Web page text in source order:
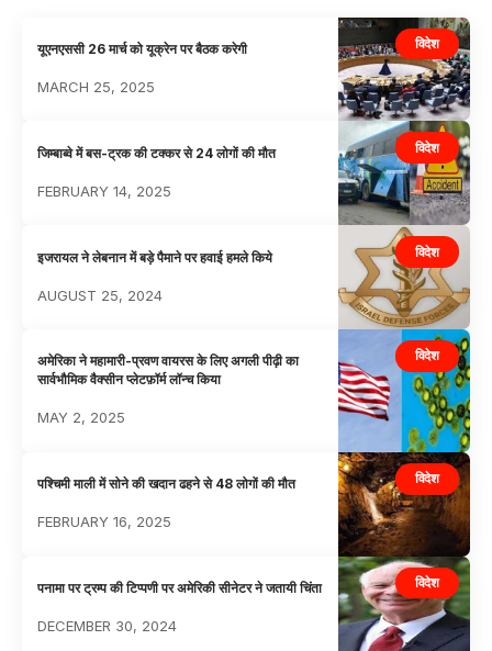
विदेश
यूएनएससी 26 मार्च को यूक्रेन पर बैठक करेगी
MARCH 25, 2025
विदेश
जिम्बाब्वे में बस-ट्रक की टक्कर से 24 लोगों की मौत
FEBRUARY 14, 2025
विदेश
इजरायल ने लेबनान में बड़े पैमाने पर हवाई हमले किये
AUGUST 25, 2024
विदेश
अमेरिका ने महामारी-प्रवण वायरस के लिए अगली पीढ़ी का
सार्वभौमिक वैक्सीन प्लेटफ़ॉर्म लॉन्च किया
MAY 2, 2025
विदेश
पश्चिमी माली में सोने की खदान ढहने से 48 लोगों की मौत
FEBRUARY 16, 2025
विदेश
पनामा पर ट्रम्प की टिप्पणी पर अमेरिकी सीनेटर ने जतायी चिंता
DECEMBER 30, 2024